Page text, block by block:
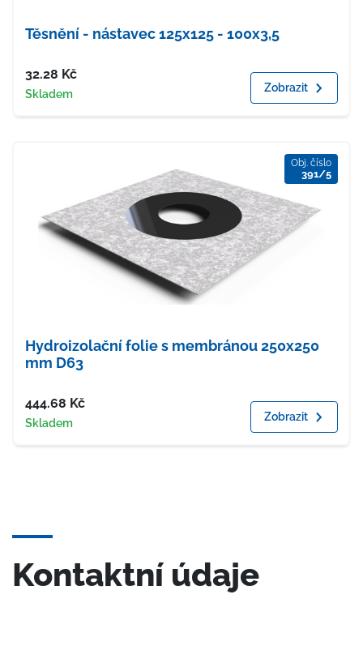
Těsnění - nástavec 125x125 - 100x3,5
Cena
32.28 Kč
Dostupnost
Skladem Zobrazit
Obj. číslo
391/5
Hydroizolační folie s membránou 250x250
mm D63
Cena
444.68 Kč
Dostupnost
Skladem Zobrazit
Kontaktní údaje